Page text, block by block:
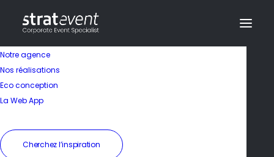
Notre agence
Nos réalisations
Eco conception
La Web App
Cherchez l’inspiration
Une gastronomie
riche et conviviale